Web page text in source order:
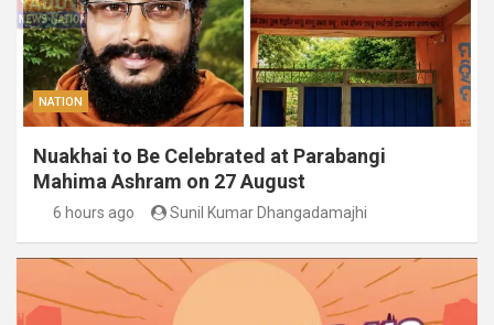
NATION
Nuakhai to Be Celebrated at Parabangi
Mahima Ashram on 27 August
6 hours ago Sunil Kumar Dhangadamajhi